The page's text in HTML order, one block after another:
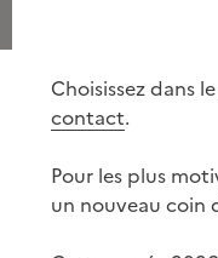
Choisissez dans
contact.
Pour les plus
un nouveau coin